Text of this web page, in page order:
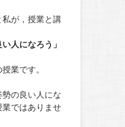
が，授業と講
い人になろう」
業です。
の良い人にな
ではありませ